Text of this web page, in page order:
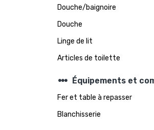
Douche/baignoire
Douche
Linge de lit
Articles de toilette
steppers Équipements et
Fer et table à repasser
Blanchisserie